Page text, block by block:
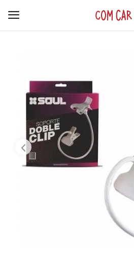
CELULARES
HOGAR
AUDIO
SMARTWATCH